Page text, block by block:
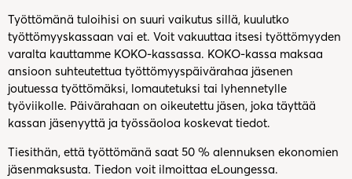
Työttömänä tuloihisi on suuri vaikutus sillä, kuulutko
työttömyyskassaan vai et. Voit vakuuttaa itsesi työttömyyden
varalta kauttamme KOKO-kassassa. KOKO-kassa maksaa
ansioon suhteutettua työttömyyspäivärahaa jäsenen
joutuessa työttömäksi, lomautetuksi tai lyhennetylle
työviikolle. Päivärahaan on oikeutettu jäsen, joka täyttää
kassan jäsenyyttä ja työssäoloa koskevat tiedot.
Tiesithän, että työttömänä saat 50 % alennuksen ekonomien
jäsenmaksusta. Tiedon voit ilmoittaa eLoungessa.